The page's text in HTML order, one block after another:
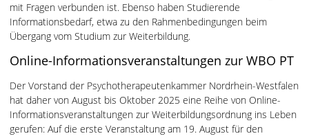
mit Fragen verbunden ist. Ebenso haben Studierende
Informationsbedarf, etwa zu den Rahmenbedingungen beim
Übergang vom Studium zur Weiterbildung.
Online-Informationsveranstaltungen zur WBO PT
Der Vorstand der Psychotherapeutenkammer Nordrhein-Westfalen
hat daher von August bis Oktober 2025 eine Reihe von Online-
Informationsveranstaltungen zur Weiterbildungsordnung ins Leben
gerufen: Auf die erste Veranstaltung am 19. August für den